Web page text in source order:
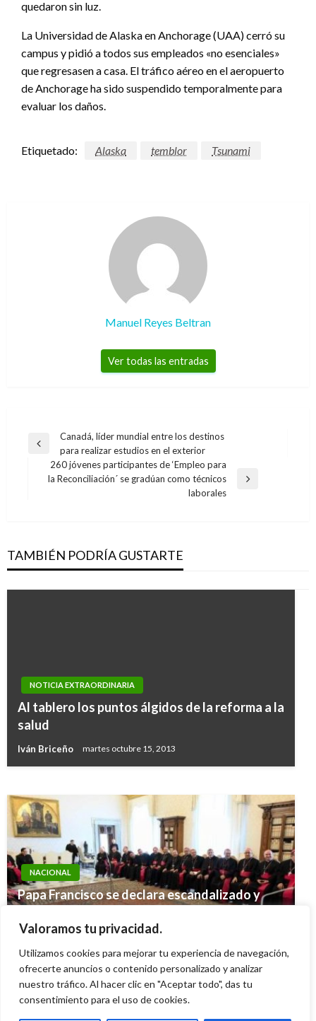
Valoramos tu privacidad.
Utilizamos cookies para mejorar tu experiencia de navegación,
ofrecerte anuncios o contenido personalizado y analizar
nuestro tráfico. Al hacer clic en "Aceptar todo", das tu
consentimiento para el uso de cookies.
quedaron sin luz.
La Universidad de Alaska en Anchorage (UAA) cerró su
campus y pidió a todos sus empleados «no esenciales»
que regresasen a casa. El tráfico aéreo en el aeropuerto
de Anchorage ha sido suspendido temporalmente para
evaluar los daños.
Etiquetado: Alaska temblor Tsunami
Manuel Reyes Beltran
Ver todas las entradas
Navegación
entradas
Entrada
anterior
Canadá, líder mundial entre los destinos
para realizar estudios en el exterior
Entrada
260 jóvenes participantes de ‘Empleo para
la Reconciliación´ se gradúan como técnicos
laborales
TAMBIÉN PODRÍA GUSTARTE
NOTICIA EXTRAORDINARIA
Al tablero los puntos álgidos de la reforma a la
salud
Iván Briceño martes octubre 15, 2013
Mico en Reforma Tributaria: alcaldes podrán
NACIONAL
Papa Francisco se declara escandalizado y
Colombia
Ariel Cabrera domingo abril 23, 2023
NOTICIA EXTRAORDINARIA
Venezuela: el «hambre» desaceleró la
Manuel Reyes Beltran jueves agosto 8, 2019